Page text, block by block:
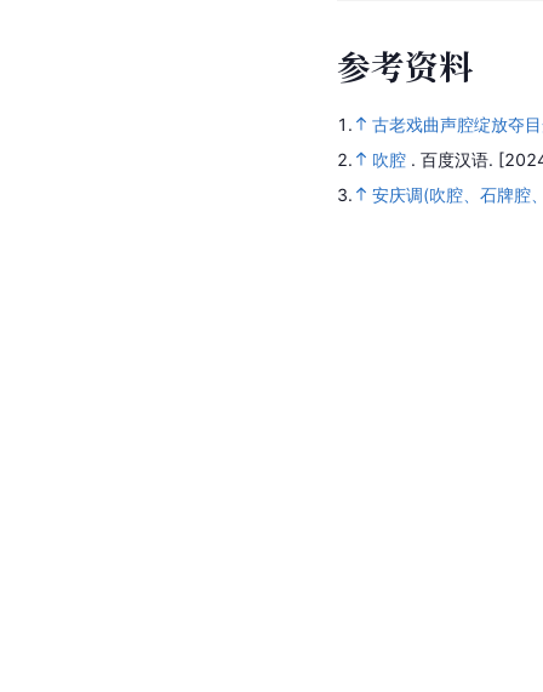
参考资料
1.
古老戏曲声腔绽放夺
2.
吹腔 . 百度汉语.
3.
安庆调(吹腔、石牌腔